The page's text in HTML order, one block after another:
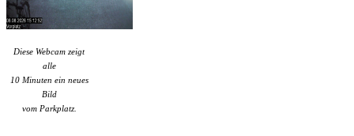
Diese Webcam zeigt
alle
10 Minuten ein neues
Bild
vom Parkplatz.